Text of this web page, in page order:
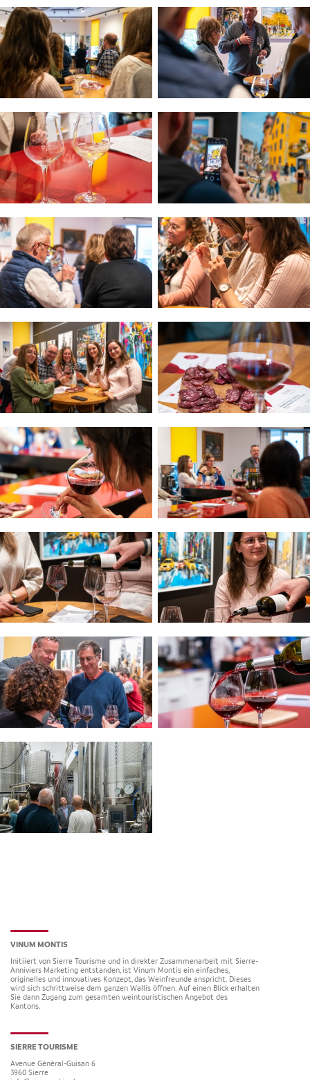
VINUM MONTIS
Initiiert von Sierre Tourisme und in direkter Zusammenarbeit mit Sierre-
Anniviers Marketing entstanden, ist Vinum Montis ein einfaches,
originelles und innovatives Konzept, das Weinfreunde anspricht. Dieses
wird sich schrittweise dem ganzen Wallis öffnen. Auf einen Blick erhalten
Sie dann Zugang zum gesamten weintouristischen Angebot des
Kantons.
SIERRE TOURISME
Avenue Général-Guisan 6
3960 Sierre